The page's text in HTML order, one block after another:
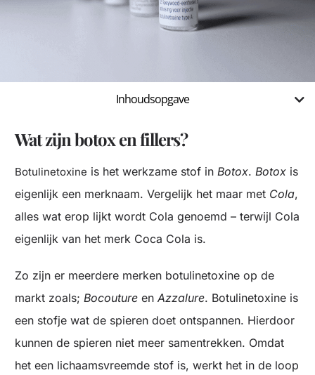
Inhoudsopgave
Wat zijn botox en fillers?
Botulinetoxine is het werkzame stof in Botox. Botoxis
eigenlijk een merknaam. Vergelijk het maar met Cola,
alles wat erop lijkt wordt Cola genoemd – terwijl Cola
eigenlijk van het merk Coca Cola is.
Zo zijn er meerdere merken botulinetoxine op de
markt zoals; Bocoutureen Azzalure. Botulinetoxine is
een stofje wat de spieren doet ontspannen. Hierdoor
kunnen de spieren niet meer samentrekken. Omdat
het een lichaamsvreemde stof is, werkt het in de loop